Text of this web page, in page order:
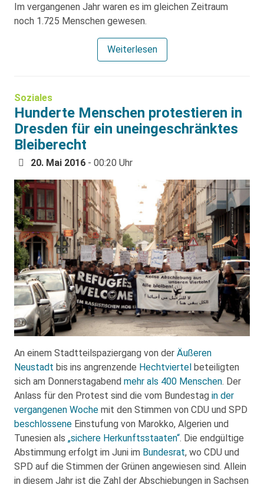
Im vergangenen Jahr waren es im gleichen Zeitraum
noch 1.725 Menschen gewesen.
Weiterlesen
Soziales
Hunderte Menschen protestieren in
Dresden für ein uneingeschränktes
Bleiberecht
20. Mai 2016 - 00:20 Uhr
An einem Stadtteilspaziergang von der Äußeren
Neustadt bis ins angrenzende Hechtviertel beteiligten
sich am Donnerstagabend mehr als 400 Menschen. Der
Anlass für den Protest sind die vom Bundestag in der
vergangenen Woche mit den Stimmen von CDU und SPD
beschlossene Einstufung von Marokko, Algerien und
Tunesien als „sichere Herkunftsstaaten“. Die endgültige
Abstimmung erfolgt im Juni im Bundesrat, wo CDU und
SPD auf die Stimmen der Grünen angewiesen sind. Allein
in diesem Jahr ist die Zahl der Abschiebungen in Sachsen